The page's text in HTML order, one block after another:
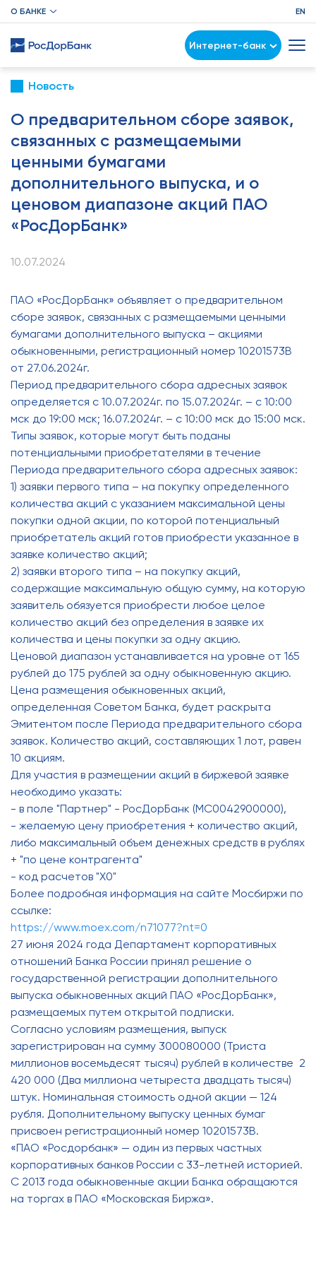
О БАНКЕ EN
Интернет-банк
Новость
О предварительном сборе заявок,
связанных с размещаемыми
ценными бумагами
дополнительного выпуска, и о
ценовом диапазоне акций ПАО
«РосДорБанк»
10.07.2024
ПАО «РосДорБанк» объявляет о предварительном
сборе заявок, связанных с размещаемыми ценными
бумагами дополнительного выпуска – акциями
обыкновенными, регистрационный номер 10201573B
от 27.06.2024г.
Период предварительного сбора адресных заявок
определяется с 10.07.2024г. по 15.07.2024г. – с 10:00
мск до 19:00 мск; 16.07.2024г. – с 10:00 мск до 15:00 мск.
Типы заявок, которые могут быть поданы
потенциальными приобретателями в течение
Периода предварительного сбора адресных заявок:
1) заявки первого типа – на покупку определенного
количества акций с указанием максимальной цены
покупки одной акции, по которой потенциальный
приобретатель акций готов приобрести указанное в
заявке количество акций;
2) заявки второго типа – на покупку акций,
содержащие максимальную общую сумму, на которую
заявитель обязуется приобрести любое целое
количество акций без определения в заявке их
количества и цены покупки за одну акцию.
Ценовой диапазон устанавливается на уровне от 165
рублей до 175 рублей за одну обыкновенную акцию.
Цена размещения обыкновенных акций,
определенная Советом Банка, будет раскрыта
Эмитентом после Периода предварительного сбора
заявок. Количество акций, составляющих 1 лот, равен
10 акциям.
Для участия в размещении акций в биржевой заявке
необходимо указать:
- в поле "Партнер" - РосДорБанк (MC0042900000),
- желаемую цену приобретения + количество акций,
либо максимальный объем денежных средств в рублях
+ "по цене контрагента"
- код расчетов "Х0"
Более подробная информация на сайте Мосбиржи по
ссылке:
https://www.moex.com/n71077?nt=0
27 июня 2024 года Департамент корпоративных
отношений Банка России принял решение о
государственной регистрации дополнительного
выпуска обыкновенных акций ПАО «РосДорБанк»,
размещаемых путем открытой подписки.
Согласно условиям размещения, выпуск
зарегистрирован на сумму 300080000 (Триста
миллионов восемьдесят тысяч) рублей в количестве 2
420 000 (Два миллиона четыреста двадцать тысяч)
штук. Номинальная стоимость одной акции — 124
рубля. Дополнительному выпуску ценных бумаг
присвоен регистрационный номер 10201573В.
«ПАО «Росдорбанк» — один из первых частных
корпоративных банков России c 33-летней историей.
С 2013 года обыкновенные акции Банка обращаются
на торгах в ПАО «Московская Биржа».